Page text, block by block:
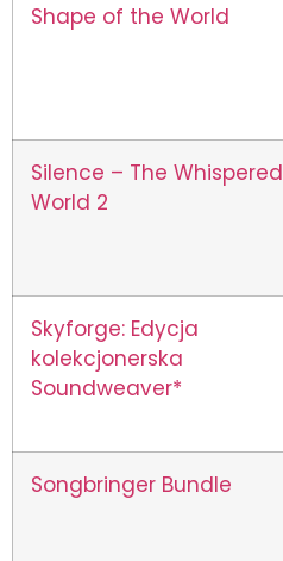
Shape of the World
Silence – The Whispered
World 2
Skyforge: Edycja
kolekcjonerska
Soundweaver*
Songbringer Bundle